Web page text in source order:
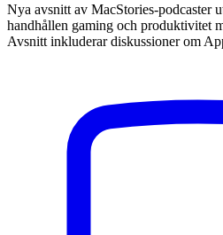
Nya avsnitt av MacStories-podcaster
handhållen gaming och produktivitet
Avsnitt inkluderar diskussioner om